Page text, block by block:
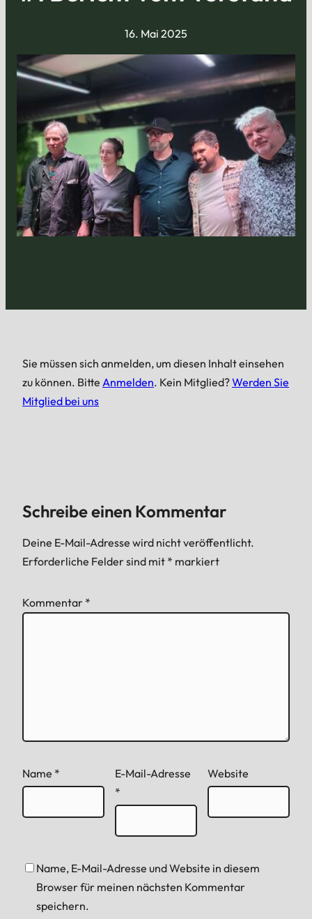
16. Mai 2025
Sie müssen sich anmelden, um diesen Inhalt einsehen
zu können. Bitte Anmelden. Kein Mitglied?Werden Sie
Mitglied bei uns
Schreibe einen Kommentar
Deine E-Mail-Adresse wird nicht veröffentlicht.
Erforderliche Felder sind mit * markiert
Kommentar *
Name *
E-Mail-Adresse
*
Website
Name, E-Mail-Adresse und Website in diesem
Browser für meinen nächsten Kommentar
speichern.